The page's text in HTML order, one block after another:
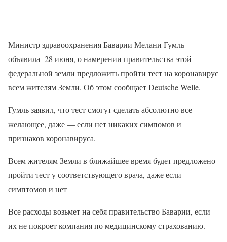
Министр здравоохранения Баварии Мелани Гумль
объявила 28 июня, о намерении правительства этой
федеральной земли предложить пройти тест на коронавирус
всем жителям Земли. Об этом сообщает Deutsche Welle.
Гумль заявил, что тест смогут сделать абсолютно все
желающее, даже — если нет никаких симпомов и
признаков коронавируса.
Всем жителям Земли в ближайшее время будет предложено
пройти тест у соответствующего врача, даже если
симптомов и нет
Все расходы возьмет на себя правительство Баварии, если
их не покроет компания по медицинскому страхованию.